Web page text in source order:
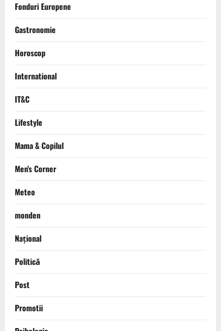
Fonduri Europene
Gastronomie
Horoscop
International
IT&C
Lifestyle
Mama & Copilul
Men's Corner
Meteo
monden
Național
Politică
Post
Promotii